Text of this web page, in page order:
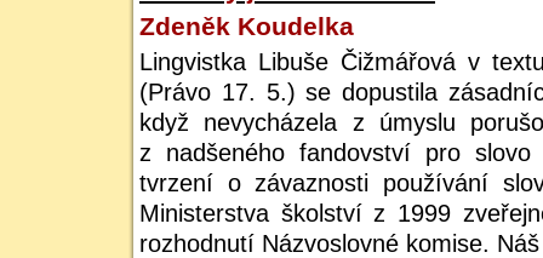
Zdeněk Koudelka
Lingvistka Libuše Čižmářová v
(Právo 17. 5.) se dopustila
když nevycházela z úmyslu
z nadšeného fandovství pro
tvrzení o závaznosti používání
Ministerstva školství z 1999
rozhodnutí Názvoslovné komise.